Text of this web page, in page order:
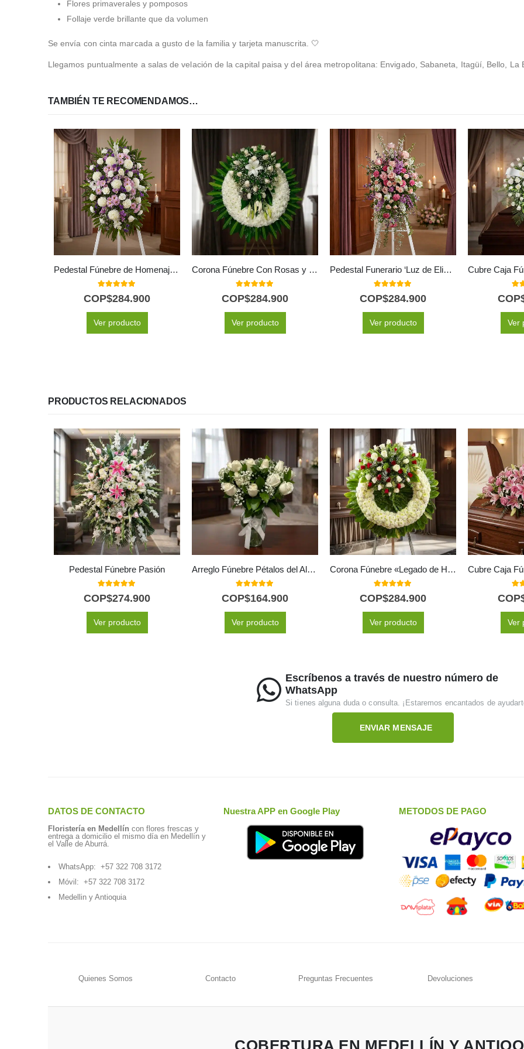
Flores primaverales y pomposos
Follaje verde brillante que da volumen
Se envía con cinta marcada a gusto de la familia y tarjeta manuscrita. 🤍
Llegamos puntualmente a salas de velación de la capital paisa y del área metropolitana: Envigado, Sabaneta, Itagüí, Bello,
TAMBIÉN TE RECOMENDAMOS…
Pedestal Fúnebre de Homenaje para Patricio: Un Recuerdo Solemne 🕊️
5.00
COP$284.900
Ver producto
Corona Fúnebre Con Rosas y Lirios
5.00
COP$284.900
Ver producto
Pedestal Funerario ‘Luz de Elisa’: Un Homenaje a su Legado Eterno 🕊️
5.00
COP$284.900
Ver producto
5.00
Ver
PRODUCTOS RELACIONADOS
Pedestal Fúnebre Pasión
5.00
COP$274.900
Ver producto
Arreglo Fúnebre Pétalos del Alma
5.00
COP$164.900
Ver producto
Corona Fúnebre «Legado de Hildegarda» 🤍
5.00
COP$284.900
Ver producto
5.00
Ver
Escríbenos a través de nuestro número de
WhatsApp
Si tienes alguna duda o consulta. ¡Estaremos encantados de
ENVIAR MENSAJE
DATOS DE CONTACTO
Floristería en Medellín con flores frescas y
entrega a domicilio el mismo día en Medellín y
el Valle de Aburrá.
WhatsApp: +57 322 708 3172
Móvil: +57 322 708 3172
Medellin y Antioquia
Nuestra APP en Google Play METODOS DE PAGO
Quienes Somos Contacto Preguntas Frecuentes Devoluciones
COBERTURA EN MEDELLÍN Y